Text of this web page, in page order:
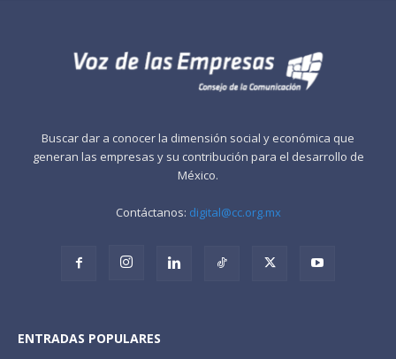
Buscar dar a conocer la dimensión social y económica que
generan las empresas y su contribución para el desarrollo de
México.
Contáctanos: digital@cc.org.mx
ENTRADAS POPULARES